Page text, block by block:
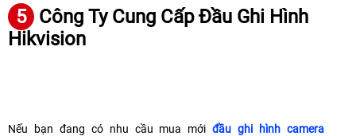
5
Công Ty Cung Cấp Đầu Ghi Hình
Hikvision
Nếu bạn đang có nhu cầu mua mớiđầu ghi hình camera